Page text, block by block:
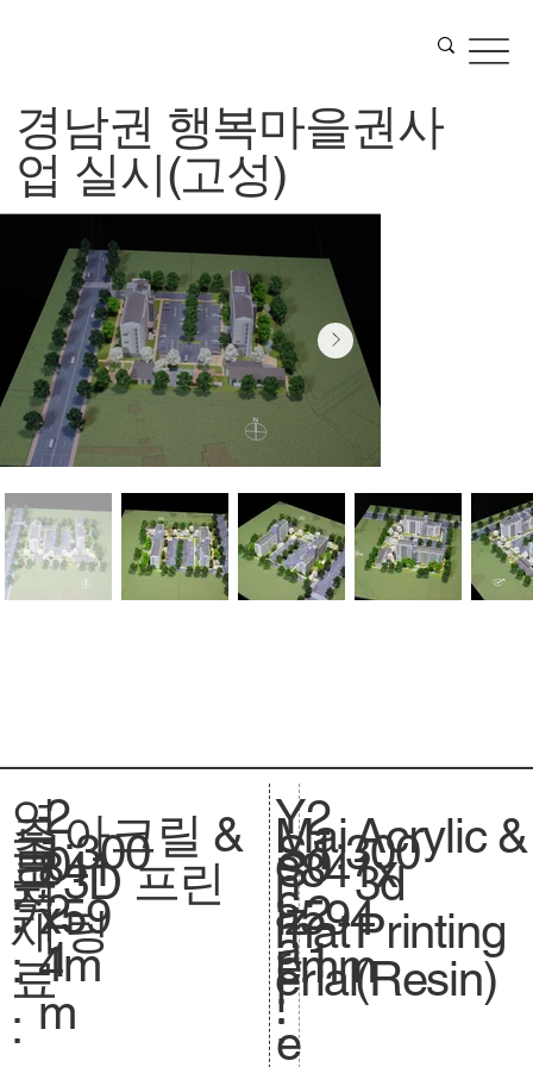
경남권 행복마을권사
업 실시(고성)
연
도
:
2
0
2
1
주
요
재
료
:
축
척
.
아크릴 &
3D 프린
팅
1:300
크
기
.
841
x59
4m
m
Y
e
a
r
:
Mai
n
mat
erial
:
S
c
a
l
e
S
iz
e.
2
0
2
1
1:300
841x
594
mm
Acrylic &
3d
Printing
(Resin)